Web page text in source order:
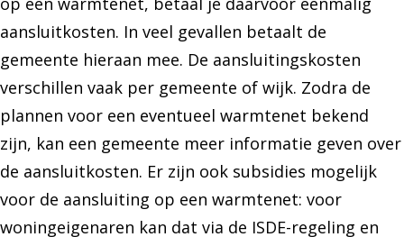
aansluitkosten. In veel gevallen betaalt de
gemeente hieraan mee. De aansluitingskosten
verschillen vaak per gemeente of wijk. Zodra de
plannen voor een eventueel warmtenet bekend
zijn, kan een gemeente meer informatie geven over
de aansluitkosten. Er zijn ook subsidies mogelijk
voor de aansluiting op een warmtenet: voor
woningeigenaren kan dat via de ISDE-regeling en